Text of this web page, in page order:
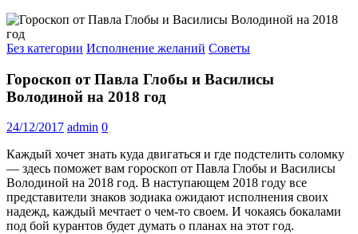
Без категории Исполнение желаний Советы
Гороскоп от Павла Глобы и Василисы
Володиной на 2018 год
24/12/2017 admin 0
Каждый хочет знать куда двигаться и где подстелить соломку
— здесь поможет вам гороскоп от Павла Глобы и Василисы
Володиной на 2018 год. В наступающем 2018 году все
представители знаков зодиака ожидают исполнения своих
надежд, каждый мечтает о чем-то своем. И чокаясь бокалами
под бой курантов будет думать о планах на этот год.